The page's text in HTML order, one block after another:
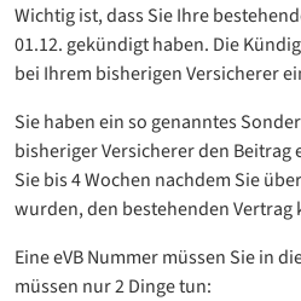
Wichtig ist, dass Sie Ihre
01.12. gekündigt haben. Die
bei Ihrem bisherigen Versicherer
Sie haben ein so genanntes
bisheriger Versicherer den
Sie bis 4 Wochen nachdem Sie
wurden, den bestehenden Vertrag
Eine eVB Nummer müssen Sie in
müssen nur 2 Dinge tun: